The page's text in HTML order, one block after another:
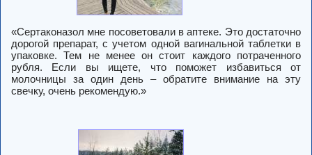
«Сертаконазол мне посоветовали в аптеке. Это достаточно
дорогой препарат, с учетом одной вагинальной таблетки в
упаковке. Тем не менее он стоит каждого потраченного
рубля. Если вы ищете, что поможет избавиться от
молочницы за один день – обратите внимание на эту
свечку, очень рекомендую.»